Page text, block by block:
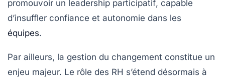
promouvoir un leadership participatif, capable
d’insuffler confiance et autonomie dans les
équipes.
Par ailleurs, la gestion du changement constitue un
enjeu majeur. Le rôle des RH s’étend désormais à